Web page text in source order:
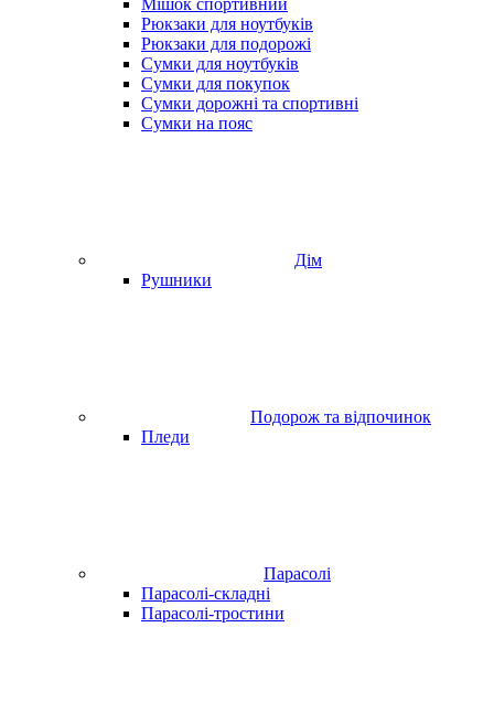
Мішок спортивний
Рюкзаки для ноутбуків
Рюкзаки для подорожі
Сумки для ноутбуків
Сумки для покупок
Сумки дорожні та спортивні
Сумки на пояс
Дім
Рушники
Подорож та відпочинок
Пледи
Парасолі
Парасолі-складні
Парасолі-тростини